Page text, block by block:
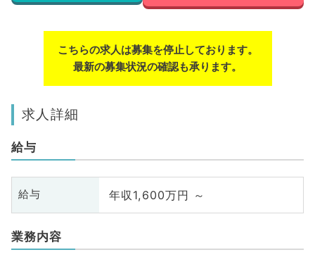
こちらの求人は募集を停止しております。
最新の募集状況の確認も承ります。
求人詳細
給与
給与 年収1,600万円 ～
業務内容